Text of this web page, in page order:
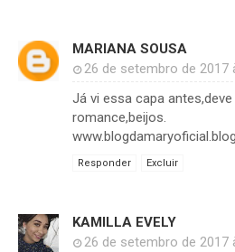
MARIANA SOUSA
26 de setembro de 2017
Já vi essa capa
romance,beijos.
Responder Excluir
KAMILLA EVELY
26 de setembro de 2017